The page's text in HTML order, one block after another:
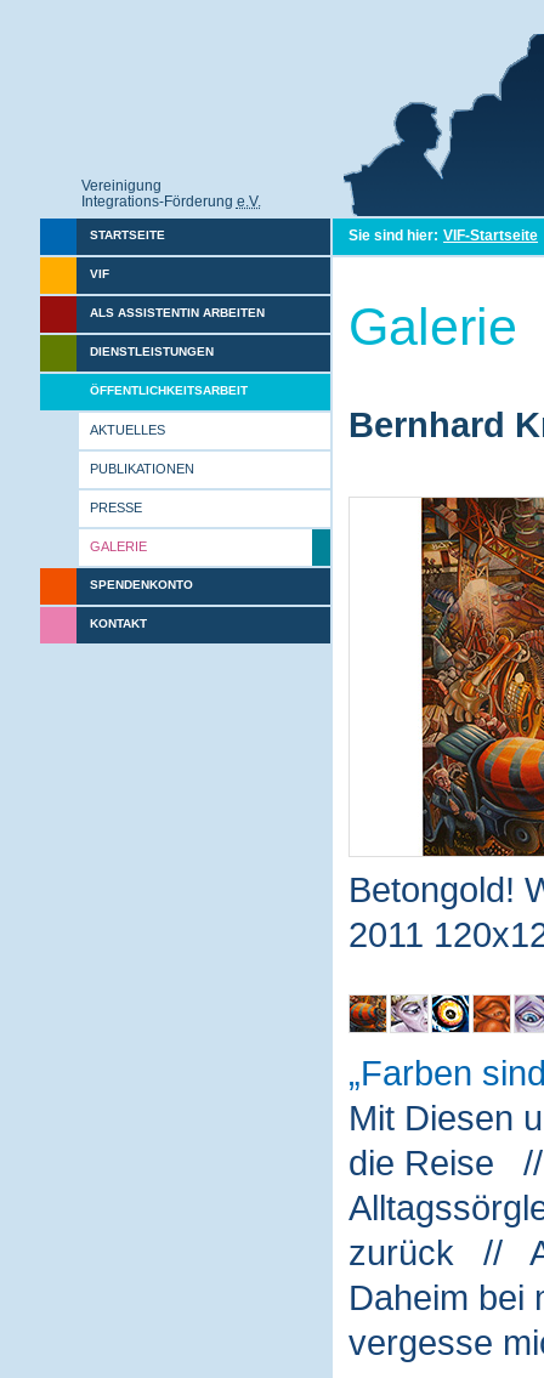
Vereinigung
Integrations-Förderung e.V.
STARTSEITE
VIF
ALS ASSISTENTIN ARBEITEN
DIENSTLEISTUNGEN
ÖFFENTLICHKEITSARBEIT
AKTUELLES
PUBLIKATIONEN
PRESSE
GALERIE
SPENDENKONTO
KONTAKT
Sie sind hier: VIF-Startseite
Galerie
Bernhard
Betongold!
2011
Farben
Mit Diesen
die Reise
zurück //
Daheim
vergesse